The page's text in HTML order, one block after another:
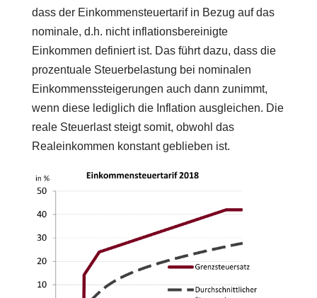
dass der Einkommensteuertarif in Bezug auf das
nominale, d.h. nicht inflationsbereinigte
Einkommen definiert ist. Das führt dazu, dass die
prozentuale Steuerbelastung bei nominalen
Einkommenssteigerungen auch dann zunimmt,
wenn diese lediglich die Inflation ausgleichen. Die
reale Steuerlast steigt somit, obwohl das
Realeinkommen konstant geblieben ist.